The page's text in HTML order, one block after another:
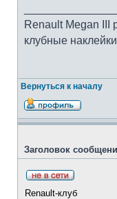
Renault Megan III
клубные
Вернуться к началу
Заголовок
Renault-клуб